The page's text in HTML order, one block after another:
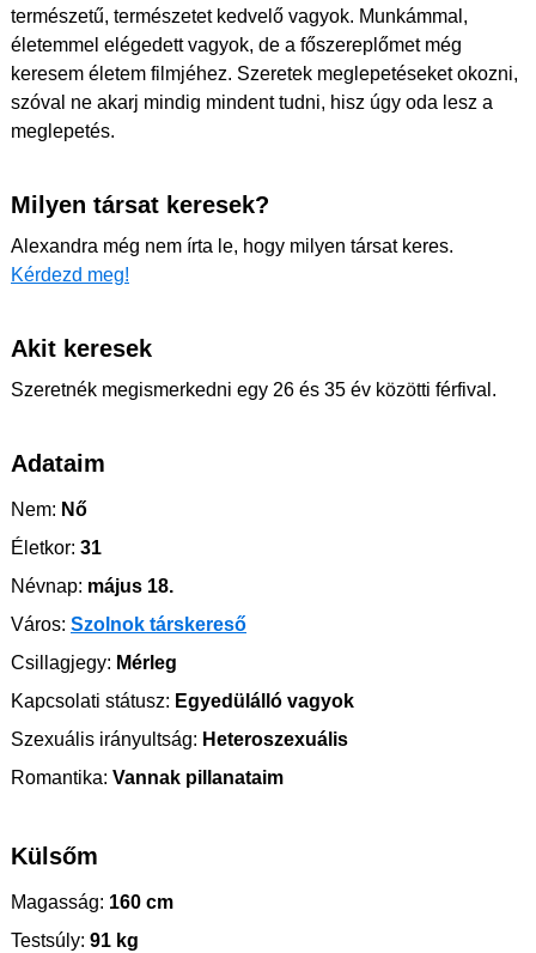
természetű, természetet kedvelő vagyok. Munkámmal,
életemmel elégedett vagyok, de a főszereplőmet még
keresem életem filmjéhez. Szeretek meglepetéseket okozni,
szóval ne akarj mindig mindent tudni, hisz úgy oda lesz a
meglepetés.
Milyen társat keresek?
Alexandra még nem írta le, hogy milyen társat keres.
Kérdezd meg!
Akit keresek
Szeretnék megismerkedni egy 26 és 35 év közötti férfival.
Adataim
Nem: Nő
Életkor: 31
Névnap: május 18.
Város: Szolnok társkereső
Csillagjegy: Mérleg
Kapcsolati státusz: Egyedülálló vagyok
Szexuális irányultság: Heteroszexuális
Romantika: Vannak pillanataim
Külsőm
Magasság: 160 cm
Testsúly: 91 kg